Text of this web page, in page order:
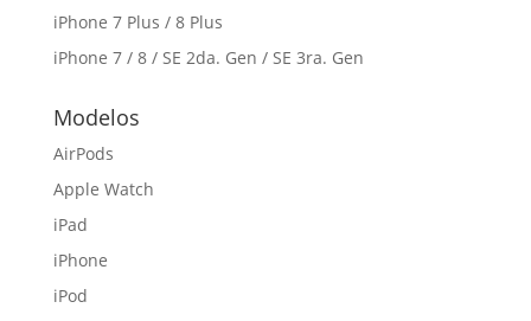
iPhone 7 Plus / 8 Plus
iPhone 7 / 8 / SE 2da. Gen / SE 3ra. Gen
Modelos
AirPods
Apple Watch
iPad
iPhone
iPod